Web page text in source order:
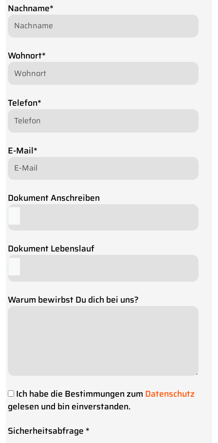
Nachname*
Wohnort*
Telefon*
E-Mail*
Dokument Anschreiben
Dokument Lebenslauf
Warum bewirbst Du dich bei uns?
Ich habe die Bestimmungen zum Datenschutz
gelesen und bin einverstanden.
Sicherheitsabfrage *